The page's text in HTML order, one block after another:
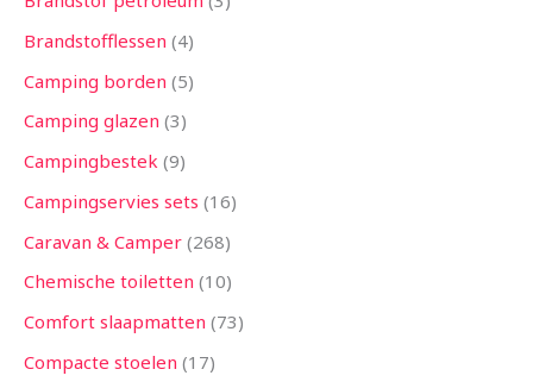
Brandstofflessen 4
Camping borden 5
Camping glazen 3
Campingbestek 9
Campingservies sets 16
Caravan & Camper 268
Chemische toiletten 10
Comfort slaapmatten 73
Compacte stoelen 17